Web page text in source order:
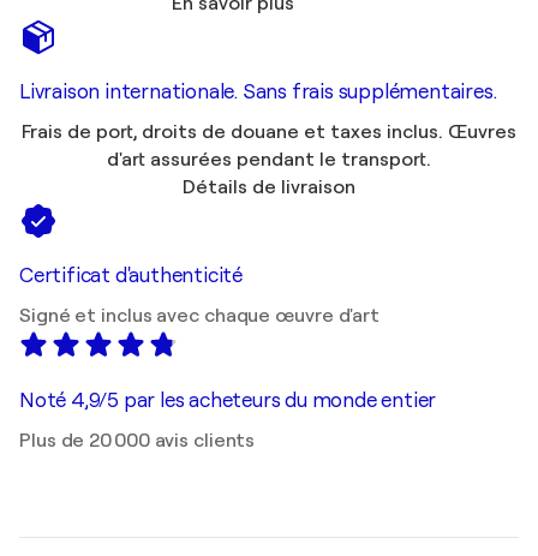
Livraison internationale. Sans frais supplémentaires.
Frais de port, droits de douane et taxes inclus. Œuvres
d'art assurées pendant le transport.
Détails de livraison
Certificat d'authenticité
Signé et inclus avec chaque œuvre d'art
Noté 4,9/5 par les acheteurs du monde entier
Plus de 20 000 avis clients